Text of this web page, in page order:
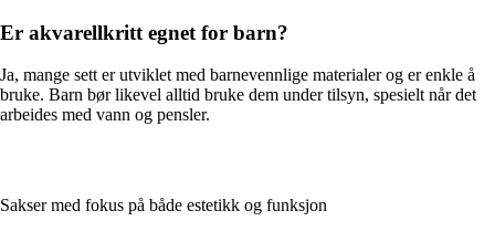
Er akvarellkritt egnet for barn?
Ja, mange sett er utviklet med barnevennlige materialer og er enkle å
bruke. Barn bør likevel alltid bruke dem under tilsyn, spesielt når det
arbeides med vann og pensler.
Sakser med fokus på både estetikk og funksjon